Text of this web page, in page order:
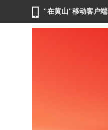
"在黄山"移动客户端